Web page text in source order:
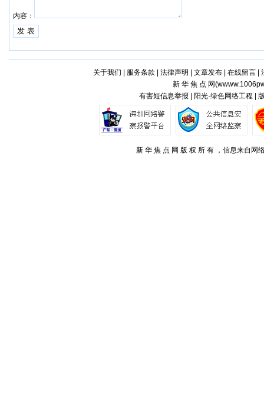
内容：
关于我们 服务条款 法律声明 文章发布| 在线留言|
新 华 焦 点 网(
有害短信息举报 | 阳光·绿色网络工程 |
新 华 焦 点 网 版 权 所 有 ，信息来自网